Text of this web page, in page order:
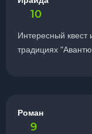
10
Интересный
традициях
Роман
9